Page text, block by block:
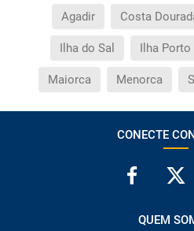
Agadir Costa
Ilha do Sal Ilha Porto
Maiorca Menorca
CONECTE
QUEM